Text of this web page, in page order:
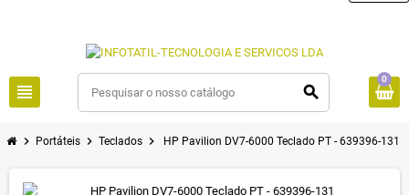
view_headline search
0
chevron_right Portáteis chevron_right Teclados chevron_right HP Pavilion DV7-6000 Teclado PT - 639396-131